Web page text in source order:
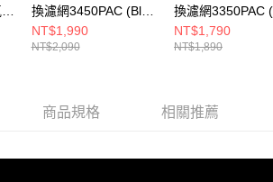
換濾網3450PAC (Blue
Max 3450i適用)
NT$1,990
NT$2,090
換濾網3350PAC
Max 3350i適用)
NT$1,790
NT$1,890
商品規格 相關推薦